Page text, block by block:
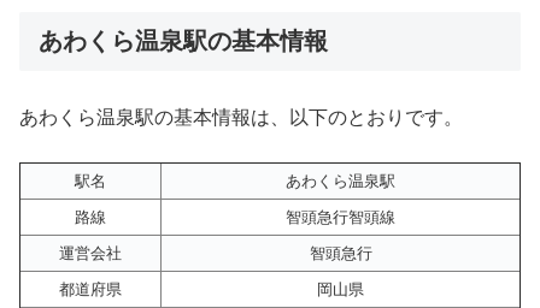
あわくら温泉駅の基本情報
あわくら温泉駅の基本情報は、以下のとおりです。
駅名
あわくら温泉駅
路線
智頭急行智頭線
運営会社
智頭急行
都道府県
岡山県